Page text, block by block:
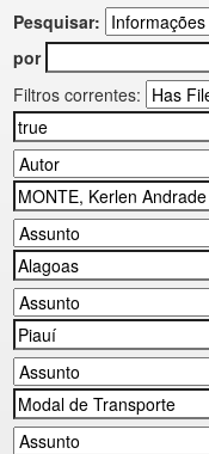
Pesquisar:
por
Filtros correntes: